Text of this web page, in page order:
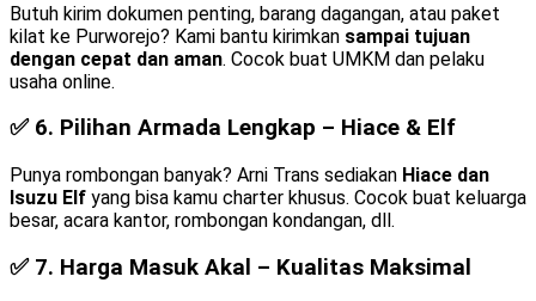
Butuh kirim dokumen penting, barang dagangan, atau paket
kilat ke Purworejo? Kami bantu kirimkan sampai tujuan
dengan cepat dan aman. Cocok buat UMKM dan pelaku
usaha online.
✅ 6. Pilihan Armada Lengkap – Hiace & Elf
Punya rombongan banyak? Arni Trans sediakan Hiace dan
Isuzu Elf yang bisa kamu charter khusus. Cocok buat keluarga
besar, acara kantor, rombongan kondangan, dll.
✅ 7. Harga Masuk Akal – Kualitas Maksimal